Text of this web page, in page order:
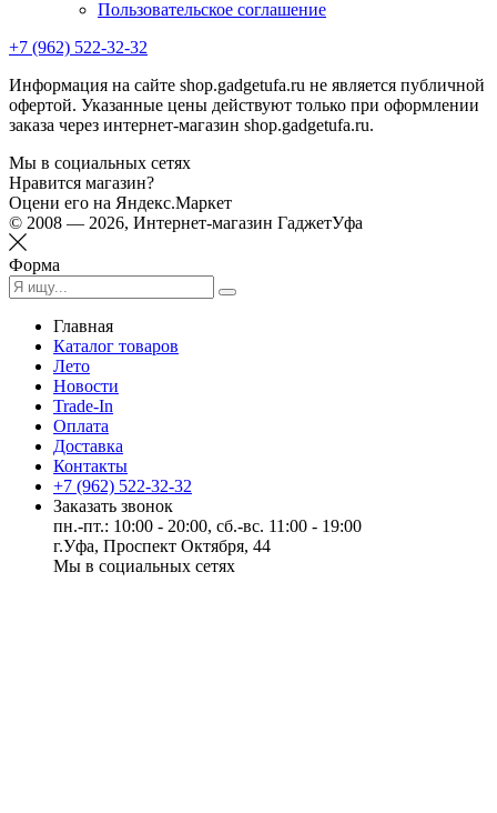
Пользовательское соглашение
+7 (962) 522-32-32
Информация на сайте shop.gadgetufa.ru не является публичной
офертой. Указанные цены действуют только при оформлении
заказа через интернет-магазин shop.gadgetufa.ru.
Мы в социальных сетях
Нравится магазин?
Оцени его на Яндекс.Маркет
© 2008 — 2026, Интернет-магазин ГаджетУфа
Форма
Главная
Каталог товаров
Лето
Новости
Trade-In
Оплата
Доставка
Контакты
+7 (962) 522-32-32
Заказать звонок
пн.-пт.: 10:00 - 20:00, сб.-вс. 11:00 - 19:00
г.Уфа, Проспект Октября, 44
Мы в социальных сетях